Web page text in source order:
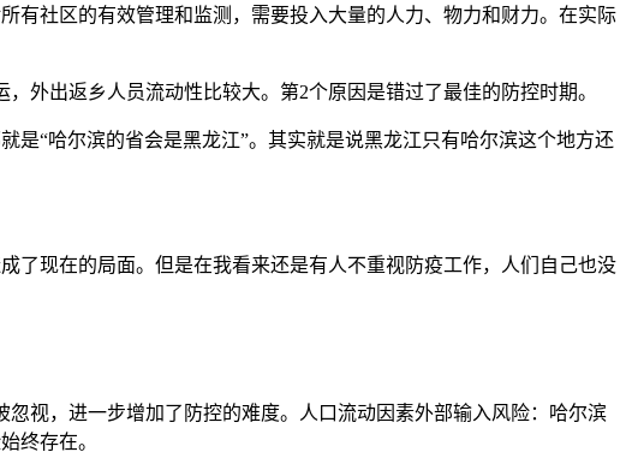
有社区的有效管理和监测，需要投入大量的人力、物力和财力。在实际
外出返乡人员流动性比较大。第2个原因是错过了最佳的防控时期。
“哈尔滨的省会是黑龙江”。其实就是说黑龙江只有哈尔滨这个地方还
了现在的局面。但是在我看来还是有人不重视防疫工作，人们自己也没
视，进一步增加了防控的难度。人口流动因素外部输入风险：哈尔滨
终存在。